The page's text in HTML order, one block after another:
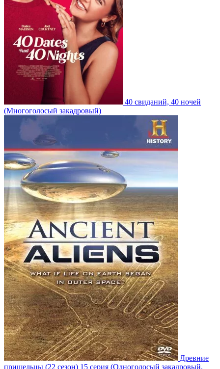
40 свиданий, 40 ночей
(Многоголосый закадровый)
Древние
пришельцы (22 сезон) 15 серия (Одноголосый закадровый,